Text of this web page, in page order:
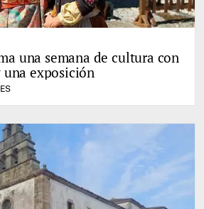
una semana de cultura con
exposición